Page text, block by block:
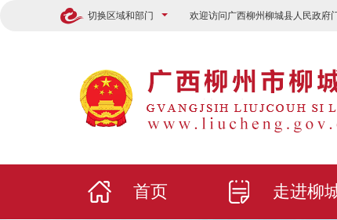
切换区域和部门 欢迎访问广西柳州柳城县人民政府
首页 走进柳